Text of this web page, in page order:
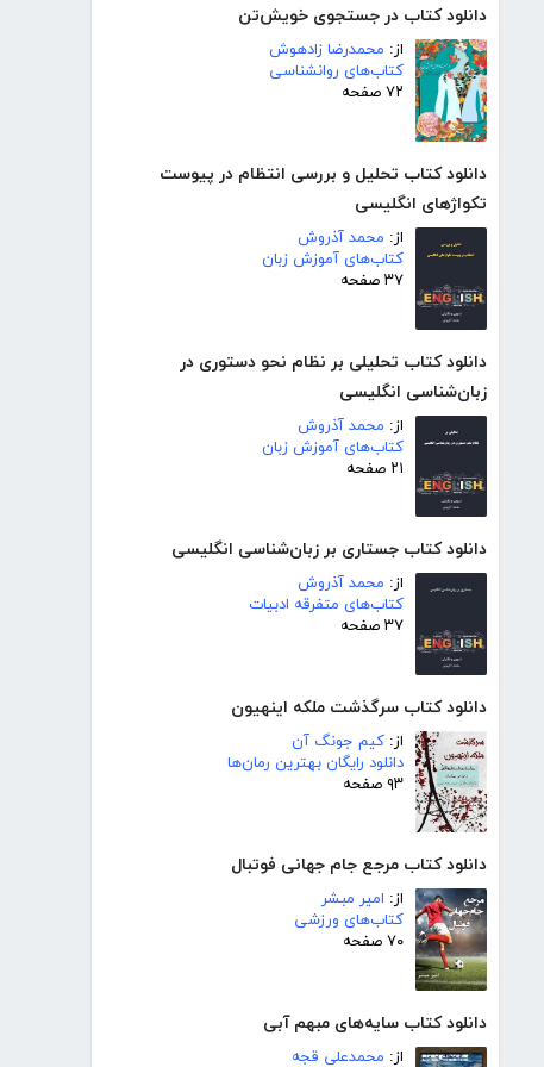
دانلود کتاب در جستجوی خویش‌تن
از: محمدرضا زادهوش
کتاب‌های روانشناسی
۷۲ صفحه
دانلود کتاب تحلیل و بررسی انتظام در پیوست
تکواژهای انگلیسی
از: محمد آذروش
کتاب‌های آموزش زبان
۳۷ صفحه
دانلود کتاب تحلیلی بر نظام نحو دستوری در
زبان‌شناسی انگلیسی
از: محمد آذروش
کتاب‌های آموزش زبان
۲۱ صفحه
دانلود کتاب جستاری بر زبان‌شناسی انگلیسی
از: محمد آذروش
کتاب‌های متفرقه ادبیات
۳۷ صفحه
دانلود کتاب سرگذشت ملکه اینهیون
از: کیم جونگ آن
دانلود رایگان بهترین رمان‌ها
۹۳ صفحه
دانلود کتاب مرجع جام جهانی فوتبال
از: امیر مبشر
کتاب‌های ورزشی
۷۰ صفحه
دانلود کتاب سایه‌های مبهم آبی
از: محمدعلی قجه